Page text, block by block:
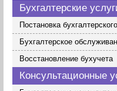
Бухгалтерские
Постановка
Бухгалтерское
Восстановление бухучета
Консультационные